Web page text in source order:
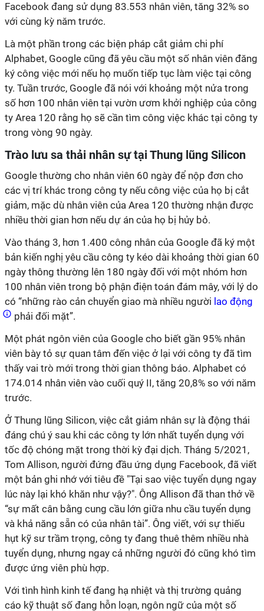
Facebook đang sử dụng 83.553 nhân viên, tăng 32% so
với cùng kỳ năm trước.
Là một phần trong các biện pháp cắt giảm chi phí
Alphabet, Google cũng đã yêu cầu một số nhân viên đăng
ký công việc mới nếu họ muốn tiếp tục làm việc tại công
ty. Tuần trước, Google đã nói với khoảng một nửa trong
số hơn 100 nhân viên tại vườn ươm khởi nghiệp của công
ty Area 120 rằng họ sẽ cần tìm công việc khác tại công ty
trong vòng 90 ngày.
Trào lưu sa thải nhân sự tại Thung lũng Silicon
Google thường cho nhân viên 60 ngày để nộp đơn cho
các vị trí khác trong công ty nếu công việc của họ bị cắt
giảm, mặc dù nhân viên của Area 120 thường nhận được
nhiều thời gian hơn nếu dự án của họ bị hủy bỏ.
Vào tháng 3, hơn 1.400 công nhân của Google đã ký một
bản kiến ​​nghị yêu cầu công ty kéo dài khoảng thời gian 60
ngày thông thường lên 180 ngày đối với một nhóm hơn
100 nhân viên trong bộ phận điện toán đám mây, với lý do
có “những rào cản chuyển giao mà nhiều người lao động
phải đối mặt”.
Một phát ngôn viên của Google cho biết gần 95% nhân
viên bày tỏ sự quan tâm đến việc ở lại với công ty đã tìm
thấy vai trò mới trong thời gian thông báo. Alphabet có
174.014 nhân viên vào cuối quý II, tăng 20,8% so với năm
trước.
Ở Thung lũng Silicon, việc cắt giảm nhân sự là động thái
đáng chú ý sau khi các công ty lớn nhất tuyển dụng với
tốc độ chóng mặt trong thời kỳ đại dịch. Tháng 5/2021,
Tom Allison, người đứng đầu ứng dụng Facebook, đã viết
một bản ghi nhớ với tiêu đề "Tại sao việc tuyển dụng ngay
lúc này lại khó khăn như vậy?". Ông Allison đã than thở về
“sự mất cân bằng cung cầu lớn giữa nhu cầu tuyển dụng
và khả năng sẵn có của nhân tài”. Ông viết, với sự thiếu
hụt kỹ sư trầm trọng, công ty đang thuê thêm nhiều nhà
tuyển dụng, nhưng ngay cả những người đó cũng khó tìm
được ứng viên phù hợp.
Với tình hình kinh tế đang hạ nhiệt và thị trường quảng
cáo kỹ thuật số đang hỗn loạn, ngôn ngữ của một số